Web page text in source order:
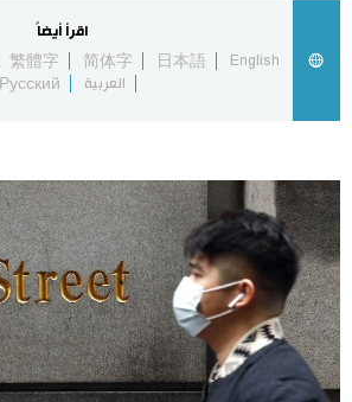
سياحة وسفر
اليابان في فيديو
مانغا وأنيمي
علوم وتكنولوجيا
الأقسام
صور
اقرأ أيضاً
English
日本語
简体字
繁體字
العربية
Русский